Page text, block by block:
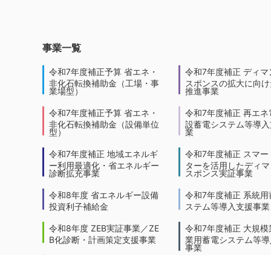
事業一覧
令和7年度補正予算 省エネ・
非化石転換補助金（工場・事
業場型）
令和7年度補正予算 省エネ・
非化石転換補助金（設備単位
型）
令和7年度補正 地域エネルギ
ー利用最適化・省エネルギー
診断拡充事業
令和8年度 省エネルギー設備
投資利子補給金
令和8年度 ZEB実証事業／ZE
B化診断・計画策定支援事業
令和7年度補正 ディマ
スポンスの拡大に向
推進事業
令和7年度補正 再エネ
設蓄電システム等導
業
令和7年度補正 スマー
ターを活用したディ
スポンス実証事業
令和7年度補正 系統用
ステム等導入支援事業
令和7年度補正 大規模
業用蓄電システム等
事業